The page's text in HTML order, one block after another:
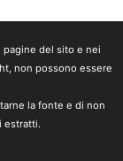
del sito e nei
non possono essere
la fonte e di non
estratti.